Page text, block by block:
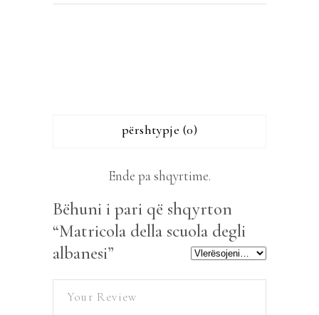
përshtypje (0)
Ende pa shqyrtime.
Bëhuni i pari që shqyrton
“Matricola della scuola degli
albanesi”